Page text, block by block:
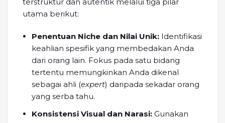
utama berikut:
Penentuan Niche dan Nilai Unik: Identifikasi
keahlian spesifik yang membedakan Anda
dari orang lain. Fokus pada satu bidang
tertentu memungkinkan Anda dikenal
sebagai ahli (expert) daripada sekadar orang
yang serba tahu.
Konsistensi Visual dan Narasi: Gunakan